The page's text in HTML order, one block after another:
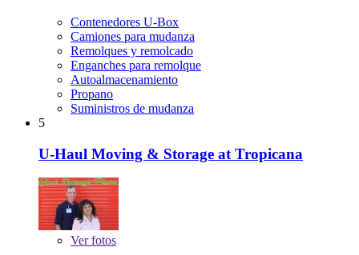
Contenedores U-Box
Camiones para mudanza
Remolques y remolcado
Enganches para remolque
Autoalmacenamiento
Propano
Suministros de mudanza
5
U-Haul Moving & Storage at Tropicana
Verfotos